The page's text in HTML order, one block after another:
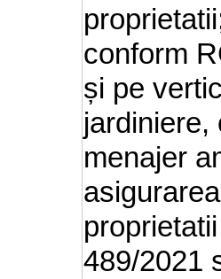
conform
și pe
jardiniere,
menajer
489/2021